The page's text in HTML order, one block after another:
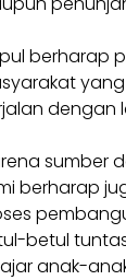
berharap
dengan
sumber
berharap
betul
anak-anak